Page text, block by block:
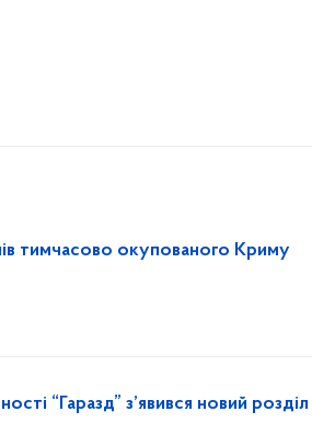
тимчасово окупованого Криму
“Гаразд” з’явився новий